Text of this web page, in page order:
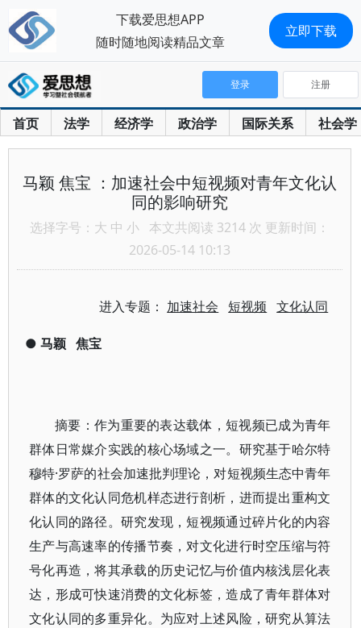
首页 法学 经济学 政治学 国际关系 社会学
登录 注册
马颖 焦宝 ：加速社会中短视频对青年文化认
同的影响研究
选择字号： 大 中 小 本文共阅读 3214 次 更新时间：
2026-05-14 10:13
进入专题： 加速社会 短视频 文化认同
● 马颖 焦宝
摘要：作为重要的表达载体，短视频已成为青年
群体日常媒介实践的核心场域之一。研究基于哈尔特
穆特·罗萨的社会加速批判理论，对短视频生态中青年
群体的文化认同危机样态进行剖析，进而提出重构文
化认同的路径。研究发现，短视频通过碎片化的内容
生产与高速率的传播节奏，对文化进行时空压缩与符
号化再造，将其承载的历史记忆与价值内核浅层化表
达，形成可快速消费的文化标签，造成了青年群体对
文化认同的多重异化。为应对上述风险，研究从算法
下载爱思想APP
随时随地阅读精品文章
立即下载